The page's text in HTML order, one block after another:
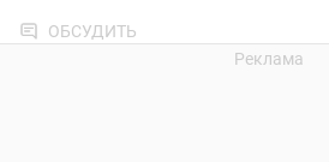
ОБСУДИТЬ